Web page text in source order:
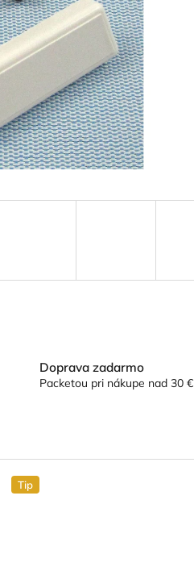
Doprava zadarmo
Packetou pri nákupe nad 30 €
Tip